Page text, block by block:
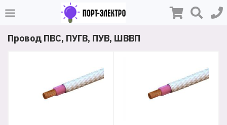
Провод ПВС, ПУГВ, ПУВ, ШВВП